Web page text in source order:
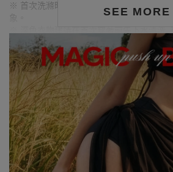
SEE MORE
※ 首次洗滌時,深色/飽和色系 較易釋出多
掉色或移染, 可降低染色風險。
※ 深色與淺色衣物請分開洗滌，避免互相
※ 穿搭時請避免與淺色衣物、配件、飾品
摩擦或潮濕而導致染色。
※ 顏色請參考單品圖片較為接近，但因圖
設定差異略有不同，請以實際商品顏色為準
MODEL資訊
身高173cm／胸圍Bust：83cm
腰圍Waist：57cm／臀圍hips：88cm